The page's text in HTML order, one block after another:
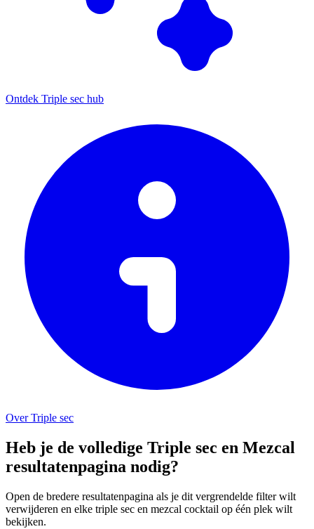
Ontdek Triple sec hub
Over Triple sec
Heb je de volledige Triple sec en Mezcal
resultatenpagina nodig?
Open de bredere resultatenpagina als je dit vergrendelde filter wilt
verwijderen en elke triple sec en mezcal cocktail op één plek wilt
bekijken.